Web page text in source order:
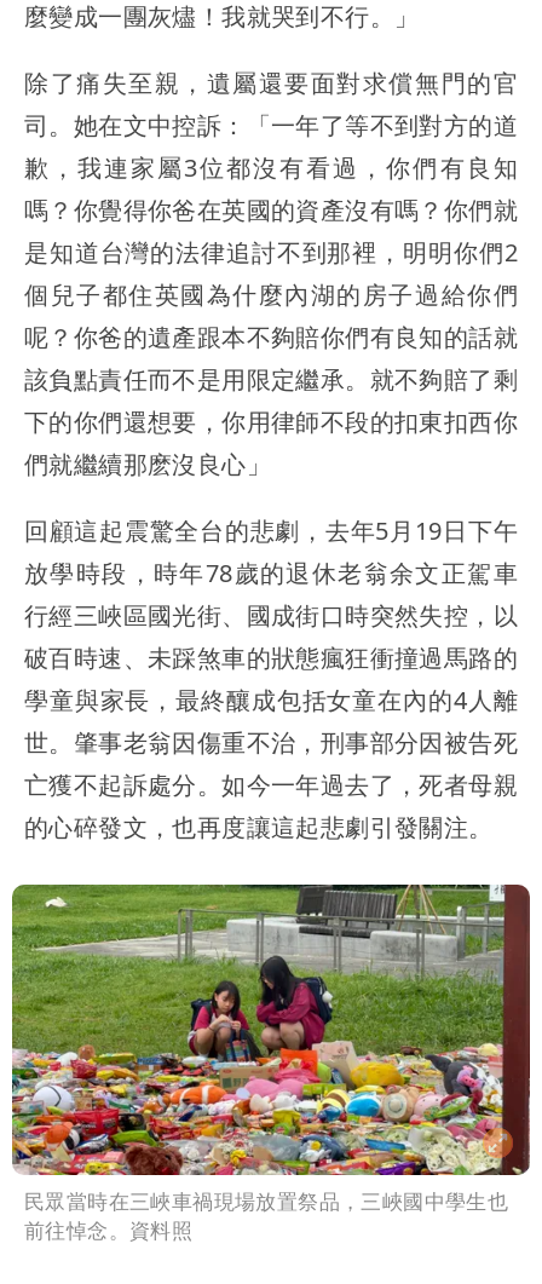
麼變成一團灰燼！我就哭到不行。」
除了痛失至親，遺屬還要面對求償無門的官
司。她在文中控訴：「一年了等不到對方的道
歉，我連家屬3位都沒有看過，你們有良知
嗎？你覺得你爸在英國的資產沒有嗎？你們就
是知道台灣的法律追討不到那裡，明明你們2
個兒子都住英國為什麼內湖的房子過給你們
呢？你爸的遺產跟本不夠賠你們有良知的話就
該負點責任而不是用限定繼承。就不夠賠了剩
下的你們還想要，你用律師不段的扣東扣西你
們就繼續那麽沒良心」
回顧這起震驚全台的悲劇，去年5月19日下午
放學時段，時年78歲的退休老翁余文正駕車
行經三峽區國光街、國成街口時突然失控，以
破百時速、未踩煞車的狀態瘋狂衝撞過馬路的
學童與家長，最終釀成包括女童在內的4人離
世。肇事老翁因傷重不治，刑事部分因被告死
亡獲不起訴處分。如今一年過去了，死者母親
的心碎發文，也再度讓這起悲劇引發關注。
民眾當時在三峽車禍現場放置祭品，三峽國中學生也
前往悼念。資料照